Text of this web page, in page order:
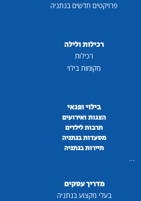
פרויקטים חדשים בנתניה
רכילות ולילה
רכילות
מקומות בילוי
בילוי ופנאי
הצגות ואירועים
תרבות לילדים
מסעדות בנתניה
תיירות בנתניה
...
מדריך עסקים
בעלי מקצוע בנתניה